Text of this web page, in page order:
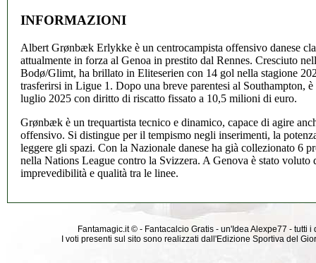
INFORMAZIONI
Albert Grønbæk Erlykke è un centrocampista offensivo danese
attualmente in forza al Genoa in prestito dal Rennes. Cresciuto
Bodø/Glimt, ha brillato in Eliteserien con 14 gol nella stagione
trasferirsi in Ligue 1. Dopo una breve parentesi al Southampton,
luglio 2025 con diritto di riscatto fissato a 10,5 milioni di euro.
Grønbæk è un trequartista tecnico e dinamico, capace di agire
offensivo. Si distingue per il tempismo negli inserimenti, la
leggere gli spazi. Con la Nazionale danese ha già collezionato 6
nella Nations League contro la Svizzera. A Genova è stato voluto
imprevedibilità e qualità tra le linee.
Fantamagic.it © - Fantacalcio Gratis - un'Idea Alexpe77 -
I voti presenti sul sito sono realizzati dall'Edizione Sportiva del